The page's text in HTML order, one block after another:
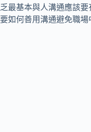
乏最基本與人溝通應該
要如何善用溝通避免職場